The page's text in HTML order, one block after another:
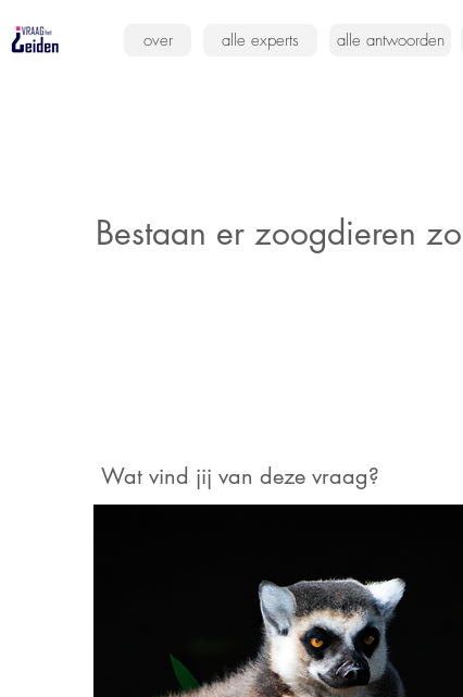
over alle experts alle antwoorden
Bestaan er zoogdieren
Wat vind jij van deze vraag?